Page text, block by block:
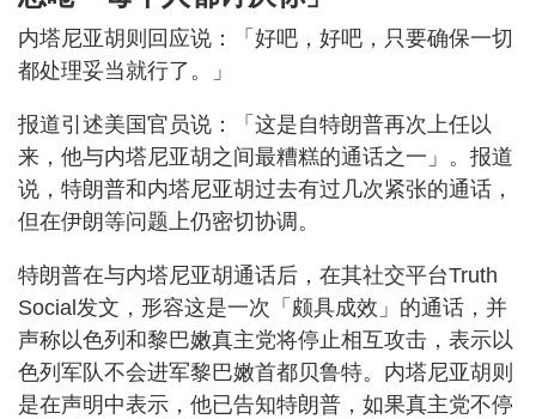
内塔尼亚胡则回应说：「好吧，好吧，只要确保一切
都处理妥当就行了。」
报道引述美国官员说：「这是自特朗普再次上任以
来，他与内塔尼亚胡之间最糟糕的通话之一」。报道
说，特朗普和内塔尼亚胡过去有过几次紧张的通话，
但在伊朗等问题上仍密切协调。
特朗普在与内塔尼亚胡通话后，在其社交平台Truth
Social发文，形容这是一次「颇具成效」的通话，并
声称以色列和黎巴嫩真主党将停止相互攻击，表示以
色列军队不会进军黎巴嫩首都贝鲁特。内塔尼亚胡则
是在声明中表示，他已告知特朗普，如果真主党不停